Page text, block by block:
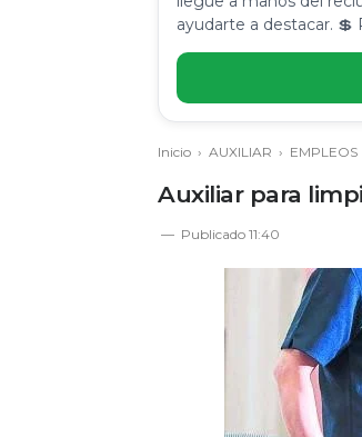
ayudarte a destacar. 💲
Inicio › AUXILIAR › EMPLEOS
Auxiliar para
Publicado 11:40